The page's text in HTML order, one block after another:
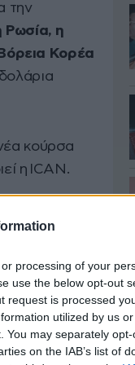
processing of your
use the below opt-out
request is processed
utilized by us
You may separately
on the IAB’s list of
την
Ρωσία, η
Κορέα
κούρσα
η ICAN.
πως η
τη χρήση
Σνάιντερ,